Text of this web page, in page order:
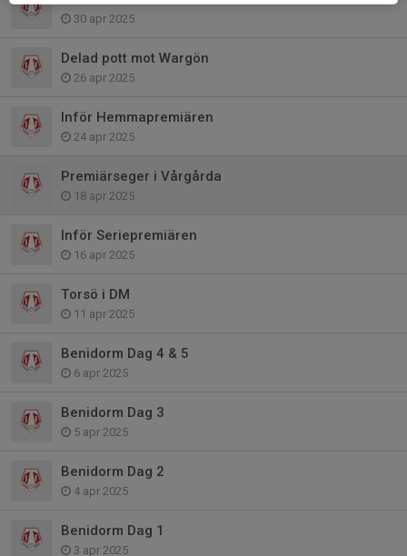
30 apr 2025
Delad pott mot Wargön
26 apr 2025
Inför Hemmapremiären
24 apr 2025
Premiärseger i Vårgårda
18 apr 2025
Inför Seriepremiären
16 apr 2025
Torsö i DM
11 apr 2025
Benidorm Dag 4 & 5
6 apr 2025
Benidorm Dag 3
5 apr 2025
Benidorm Dag 2
4 apr 2025
Benidorm Dag 1
3 apr 2025